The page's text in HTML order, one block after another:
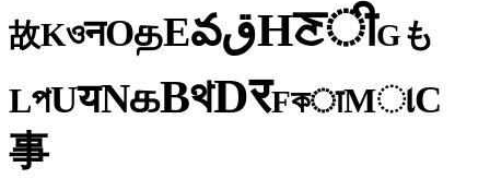
故KওनOதEవقHਣीGも
LপUयNகBথDरFকाMાC
事